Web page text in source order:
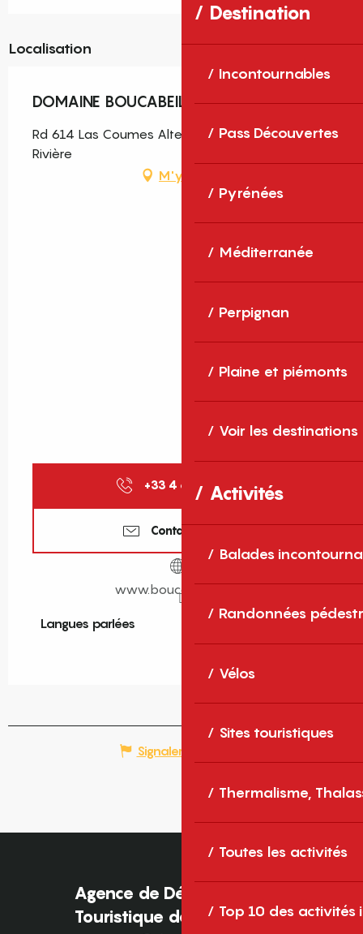
Destination
Incontournables
Pass Découvertes
Pyrénées
Méditerranée
Perpignan
Plaine et piémonts
Voir les destinations
Activités
Balades
Randonnées
Vélos
Sites touristiques
Thermalisme,
Toutes les activités
Top 10 des activités
Localisation
DOMAINE BOUCABEILLE
Rd 614 Las Coumes Altes, 66550 Corneilla-la-
Rivière
M'y rendre
+33 4 68 61 30 ▒▒
Contactez-nous
www.boucabeille.com
Langues parlées
Langues parlées
Signaler une erreur
Agence de Développement
Touristique des Pyrénées-